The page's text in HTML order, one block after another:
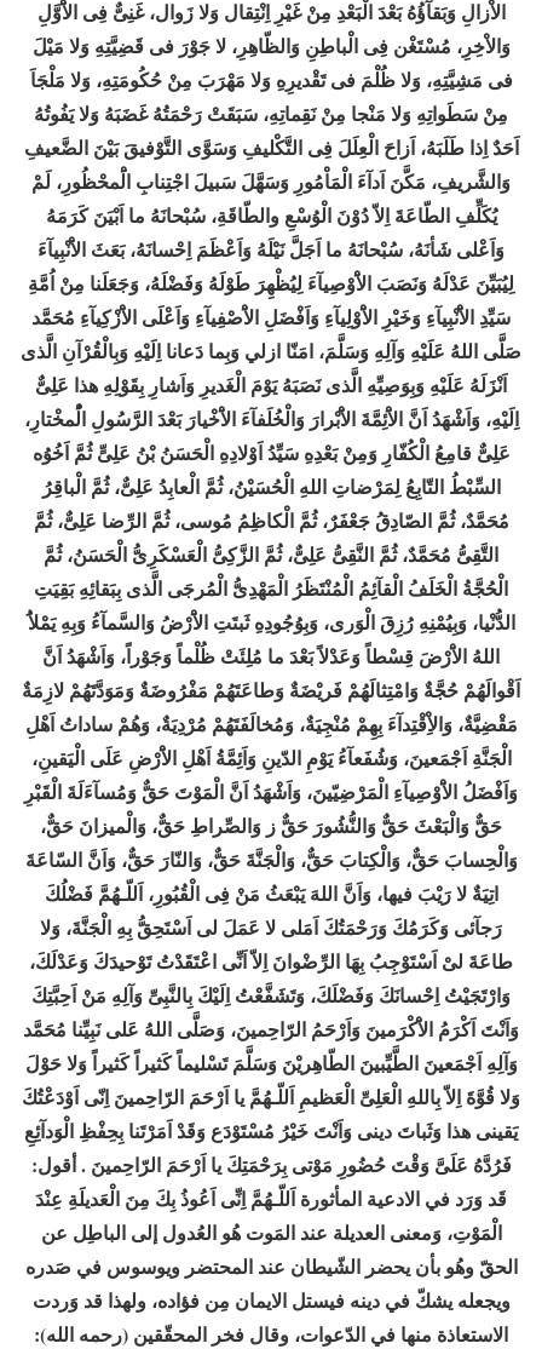
الاْزالِ وَبَقآؤُهُ بَعْدَ الْبَعْدِ مِنْ غَيْرِ اِنْتِقال وَلا زَوال، غَنِىٌّ فِى الاَْوَّلِ
وَالاْخِرِ، مُسْتَغْن فِى الْباطِنِ وَالظّاهِرِ، لا جَوْرَ فى قَضِيَّتِهِ وَلا مَيْلَ
فى مَشِيَّتِهِ، وَلا ظُلْمَ فى تَقْديرِهِ وَلا مَهْرَبَ مِنْ حُكُومَتِهِ، وَلا مَلْجَاَ
مِنْ سَطَواتِهِ وَلا مَنْجا مِنْ نَقِماتِهِ، سَبَقَتْ رَحْمَتُهُ غَضَبَهُ وَلا يَفُوتُهُ
اَحَدٌ اِذا طَلَبَهُ، اَزاحَ الْعِلَلَ فِى التَّكْليفِ وَسَوَّى التَّوْفيقَ بَيْنَ الضَّعيفِ
وَالشَّريفِ، مَكَّنَ اَدآءَ الْمَاْمُورِ وَسَهَّلَ سَبيلَ اجْتِنابِ الَْمحْظُورِ، لَمْ
يُكَلِّفِ الطّاعَةَ اِلاّ دُوْنَ الْوُسْعِ والطّاقَةِ، سُبْحانَهُ ما اَبْيَنَ كَرَمَهُ
وَاَعْلى شَأنَهُ، سُبْحانَهُ ما اَجَلَّ نَيْلَهُ وَاَعْظَمَ اِحْسانَهُ، بَعَثَ الاَْنْبِيآءَ
لِيُبَيِّنَ عَدْلَهُ وَنَصَبَ الاَْوْصِيآءَ لِيُظْهِرَ طَوْلَهُ وَفَضْلَهُ، وَجَعَلَنا مِنْ اُمَّةِ
سَيِّدِ الاَْنْبِيآءِ وَخَيْرِ الاَْوْلِيآءِ وَاَفْضَلِ الاَْصْفِيآءِ وَاَعْلَى الاَْزْكِيآءِ مُحَمَّد
صَلَّى اللهُ عَلَيْهِ وَآلِهِ وَسَلَّمَ، امَنّا ازلي وَبِما دَعانا اِلَيْهِ وَبِالْقُرْآنِ الَّذى
اَنْزَلَهُ عَلَيْهِ وَبِوَصِيِّهِ الَّذى نَصَبَهُ يَوْمَ الْغَديرِ وَاَشارِ بِقَوْلِهِ هذا عَلِىٌّ
اِلَيْهِ، وَاَشْهَدُ اَنَّ الاَْئِمَّةَ الاَْبْرارَ وَالْخُلَفآءَ الاَْخْيارَ بَعْدَ الرَّسُولِ الُْمخْتارِ،
عَلِىٌّ قامِعُ الْكُفّارِ وَمِنْ بَعْدِهِ سَيِّدُ اَوْلادِهِ الْحَسَنُ بْنُ عَلِىٍّ ثُمَّ اَخُوُه
السِّبْطُ التّابِعُ لِمَرْضاتِ اللهِ الْحُسَيْنُ، ثُمَّ الْعابِدُ عَلِىٌّ، ثُمَّ الْباقِرُ
مُحَمَّدٌ، ثُمَّ الصّادِقُ جَعْفَرٌ، ثُمَّ الْكاظِمُ مُوسى، ثُمَّ الرِّضا عَلِىٌّ، ثُمَّ
التَّقِىُّ مُحَمَّدٌ، ثُمَّ النَّقِىُّ عَلِىٌّ، ثُمَّ الزَّكِىُّ الْعَسْكَرِىُّ الْحَسَنُ، ثُمَّ
الْحُجَّةُ الْخَلَفُ الْقآئِمُ الْمُنْتَظَرُ الْمَهْدِىُّ الْمُرجَى الَّذى بِبَقائِهِ بَقِيَتِ
الدُّنْيا، وَبِيُمْنِهِ رُزِقَ الْوَرى، وَبِوُجُودِهِ ثَبتَتِ الاَْرْضُ وَالسَّمآءُ وَبِهِ يَمْلاَُ
اللهُ الاَْرْضَ قِسْطاً وَعَدْلاً بَعْدَ ما مُلِئَتْ ظُلْماً وَجَوْراً، وَاَشْهَدُ اَنَّ
اَقْوالَهُمْ حُجَّةٌ وَامْتِثالَهُمْ فَريْضَةٌ وَطاعَتَهُمْ مَفْرُوضَةٌ وَمَوَدَّتَهُمْ لازِمَةٌ
مَقْضِيَّةٌ، وَالاِْقْتِدآءَ بِهِمْ مُنْجِيَةٌ، وَمُخالَفَتَهُمْ مُرْدِيَةٌ، وَهُمْ ساداتُ اَهْلِ
الْجَنَّةِ اَجْمَعينَ، وَشُفَعآءُ يَوْمِ الدّينِ وَاَئِمَّةُ اَهْلِ الاَْرْضِ عَلَى الْيَقينِ،
وَاَفْضَلُ الاَْوْصِيآءِ الْمَرْضِيّينَ، وَاَشْهَدُ اَنَّ الْمَوْتَ حَقٌّ وَمُسآءَلَةَ الْقَبْرِ
حَقٌّ وَالْبَعْثَ حَقٌّ وَالنُّشُورَ حَقٌّ ز وَالصِّراطِ حَقٌّ، وَالْميزانَ حَقٌّ،
وَالْحِسابَ حَقٌّ، وَالْكِتابَ حَقٌّ، وَالْجَنَّةَ حَقٌّ، وَالنّارَ حَقٌّ، وَاَنَّ السّاعَةَ
اتِيَةٌ لا رَيْبَ فيها، وَاَنَّ اللهَ يَبْعَثُ مَنْ فِى الْقُبُورِ، اَللّـهُمَّ فَضْلُكَ
رَجآئى وَكَرَمُكَ وَرَحْمَتُكَ اَمَلى لا عَمَلَ لى اَسْتَحِقُّ بِهِ الْجَنَّةَ، وَلا
طاعَةَ لىْ اَسْتَوْجِبُ بِهَا الرِّضْوانَ اِلاّ اَنِّى اعْتَقَدْتُ تَوْحيدَكَ وَعَدْلَكَ،
وَارْتَجَيْتُ اِحْسانَكَ وَفَضْلَكَ، وَتَشَفَّعْتُ اِلَيْكَ بِالنَّبِىِّ وَآلِهِ مَنْ اَحِبَّتِكَ
وَاَنْتَ اَكْرَمُ الاَْكْرَمينَ وَاَرْحَمُ الرّاحِمينَ، وَصَلَّى اللهُ عَلى نَبِيِّنا مُحَمَّد
وَآلِهِ اَجْمَعينَ الطَّيِّبينَ الطّاهِريْنَ وَسَلَّمَ تَسْليماً كَثيراً كَثيراً وَلا حَوْلَ
وَلا قُوَّةَ اِلاّ بِاللهِ الْعَلِىِّ الْعَظيمِ اَللّـهُمَّ يا اَرْحَمَ الرّاحِمينَ اِنّى اَوْدَعْتُكَ
يَقينى هذا وَثَباتَ دينى وَاَنْتَ خَيْرُ مُسْتَوْدَع وَقَدْ اَمَرْتَنا بِحِفْظِ الْوَدآئِعِ
فَرُدَّهُ عَلَىَّ وَقْتَ حُضُورِ مَوْتى بِرَحْمَتِكَ يا اَرْحَمَ الرّاحِمينَ . أقول:
قَد وَرَد في الادعية المأثورة اَللّـهُمَّ اِنِّى اَعُوذُ بِكَ مِنَ الْعَديلَةِ عِنْدَ
الْمَوْتِ، وَمعنى العديلة عند المَوت هُو العُدول إلى الباطِل عن
الحقّ وهُو بأن يحضر الشّيطان عند المحتضر ويوسوس في صَدره
ويجعله يشكّ في دينه فيستل الايمان مِن فؤاده، ولهذا قد وَردت
الاستعاذة منها في الدّعوات، وقال فخر المحقّقين (رحمه الله):